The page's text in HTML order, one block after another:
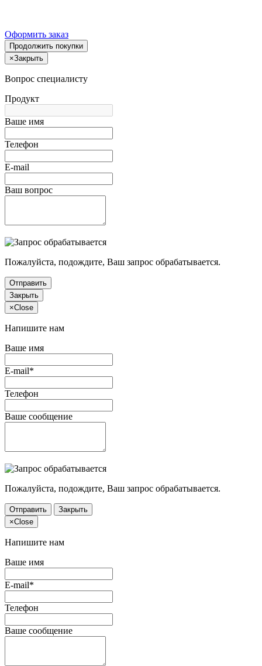
Оформить заказ
Продолжить покупки
×Закрыть
Вопрос специалисту
Продукт
Ваше имя
Телефон
E-mail
Ваш вопрос
Пожалуйста, подождите, Ваш запрос обрабатывается.
Отправить
Закрыть
×Close
Напишите нам
Ваше имя
E-mail*
Телефон
Ваше сообщение
Пожалуйста, подождите, Ваш запрос обрабатывается.
Отправить
Закрыть
×Close
Напишите нам
Ваше имя
E-mail*
Телефон
Ваше сообщение